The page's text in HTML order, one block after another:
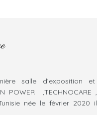
salle d’exposition et
POWER ,TECHNOCARE ,
née le février 2020 il